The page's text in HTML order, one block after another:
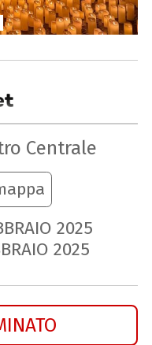
Centrale
2025
2025